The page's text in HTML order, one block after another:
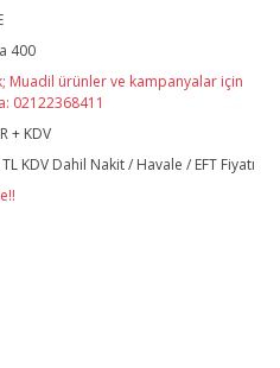
400
Muadil ürünler ve kampanyalar için
02122368411
+ KDV
KDV Dahil Nakit / Havale / EFT Fiyatı